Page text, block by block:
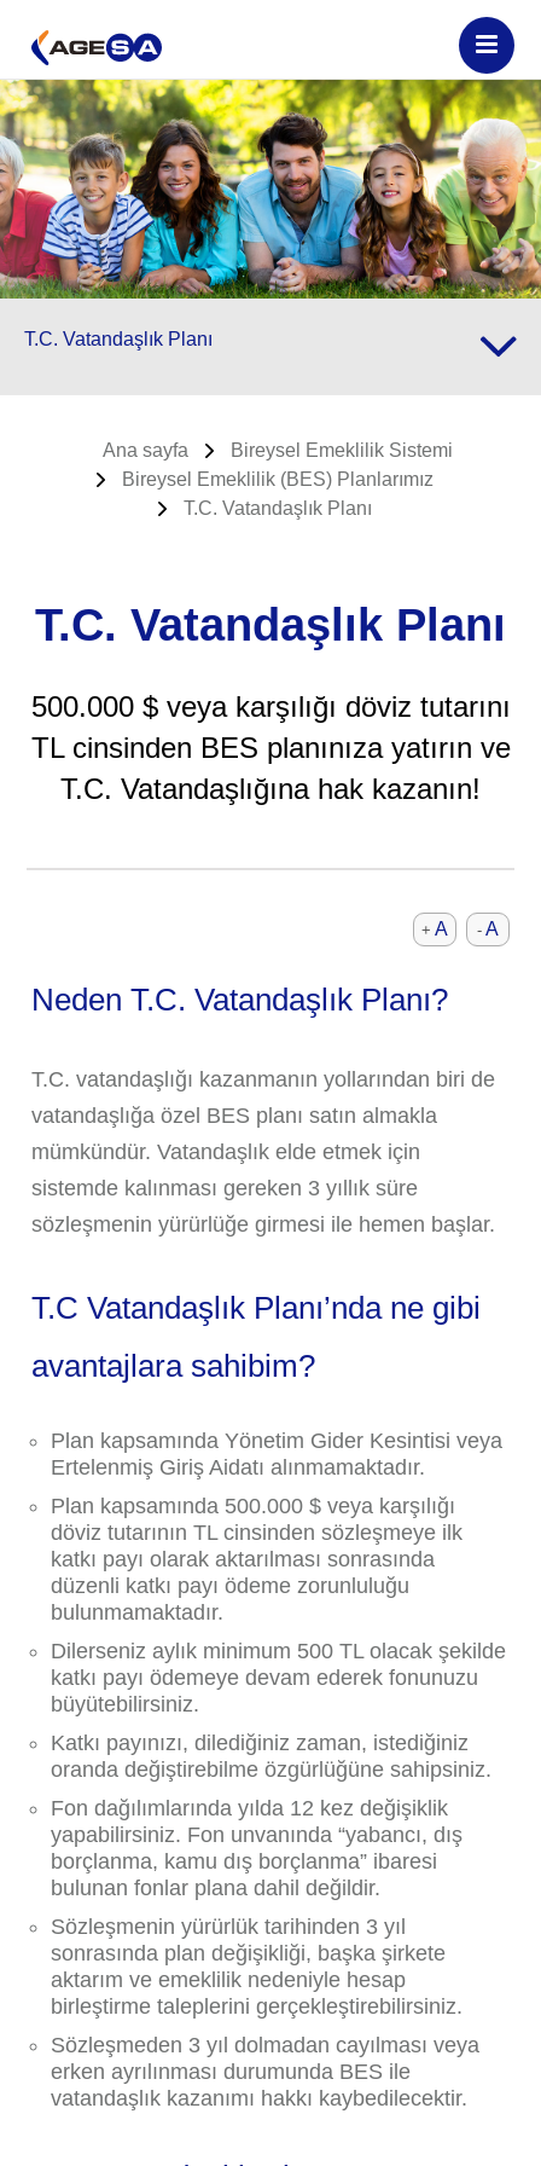
T.C. Vatandaşlık Planı
Ana sayfa
Bireysel Emeklilik Sistemi
Bireysel Emeklilik (BES) Planlarımız
T.C. Vatandaşlık Planı
T.C. Vatandaşlık Planı
500.000 $ veya karşılığı döviz tutarını
TL cinsinden BES planınıza yatırın ve
T.C. Vatandaşlığına hak kazanın!
-A
+ A
Neden T.C. Vatandaşlık Planı?
T.C. vatandaşlığı kazanmanın yollarından biri de
vatandaşlığa özel BES planı satın almakla
mümkündür. Vatandaşlık elde etmek için
sistemde kalınması gereken 3 yıllık süre
sözleşmenin yürürlüğe girmesi ile hemen başlar.
T.C Vatandaşlık Planı’nda ne gibi
avantajlara sahibim?
Plan kapsamında Yönetim Gider Kesintisi veya
Ertelenmiş Giriş Aidatı alınmamaktadır.
Plan kapsamında 500.000 $ veya karşılığı
döviz tutarının TL cinsinden sözleşmeye ilk
katkı payı olarak aktarılması sonrasında
düzenli katkı payı ödeme zorunluluğu
bulunmamaktadır.
Dilerseniz aylık minimum 500 TL olacak şekilde
katkı payı ödemeye devam ederek fonunuzu
büyütebilirsiniz.
Katkı payınızı, dilediğiniz zaman, istediğiniz
oranda değiştirebilme özgürlüğüne sahipsiniz.
Fon dağılımlarında yılda 12 kez değişiklik
yapabilirsiniz. Fon unvanında “yabancı, dış
borçlanma, kamu dış borçlanma” ibaresi
bulunan fonlar plana dahil değildir.
Sözleşmenin yürürlük tarihinden 3 yıl
sonrasında plan değişikliği, başka şirkete
aktarım ve emeklilik nedeniyle hesap
birleştirme taleplerini gerçekleştirebilirsiniz.
Sözleşmeden 3 yıl dolmadan cayılması veya
erken ayrılınması durumunda BES ile
vatandaşlık kazanımı hakkı kaybedilecektir.